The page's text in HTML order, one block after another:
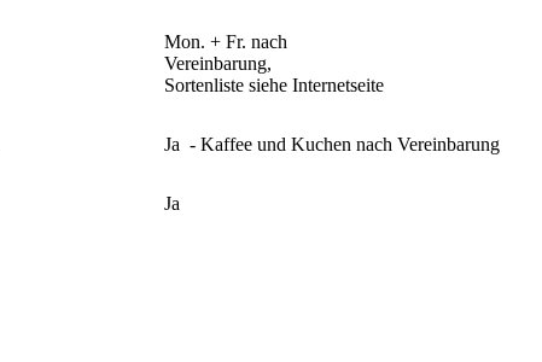
Mon. + Fr. nach
Vereinbarung,
Sortenliste siehe Internetseite
Ja - Kaffee und Kuchen nach Vereinbarung
Ja